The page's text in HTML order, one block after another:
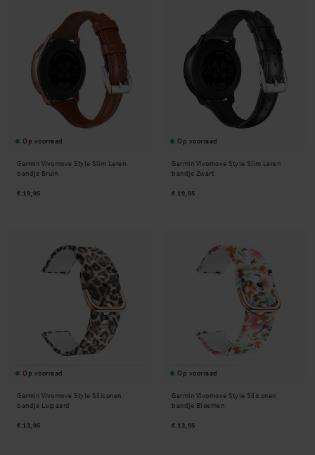
Op voorraad
Garmin Vivomove Style Slim Leren
bandje Bruin
€ 19,95
Op voorraad
Garmin Vivomove Style Slim Leren
bandje Zwart
€ 19,95
Op voorraad
Garmin Vivomove Style Siliconen
bandje Luipaard
€ 13,95
Op voorraad
Garmin Vivomove Style Siliconen
bandje Bloemen
€ 13,95